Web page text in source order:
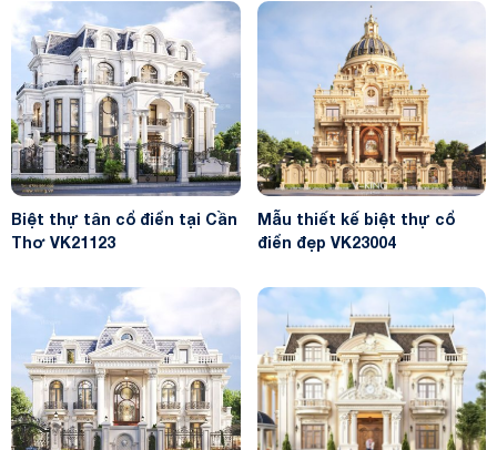
Biệt thự tân cổ điển tại Cần
Thơ VK21123
Mẫu thiết kế biệt thự cổ
điển đẹp VK23004